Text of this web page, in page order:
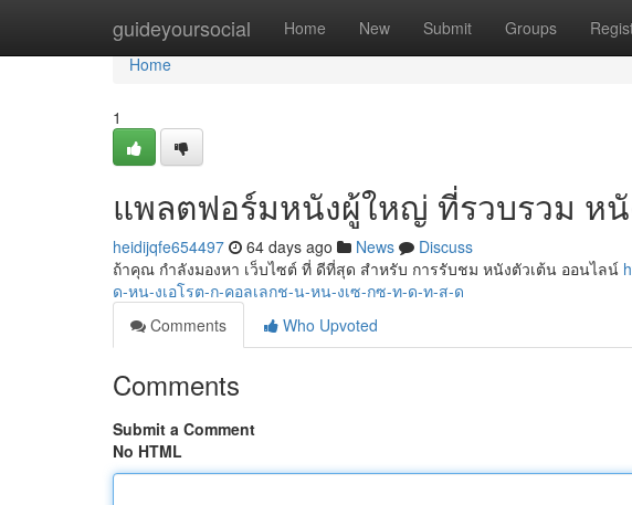
guideyoursocial Home New Submit Groups
Home
Home
1
แพลตฟอร์มหนังผู้ใหญ่ ที่รวบรวม ห
heidijqfe654497 64 days ago News
Discuss
ถ้าคุณ กำลังมองหา เว็บไซต์ ที่ ดีที่สุด สำหรับ การรับชม หนังตัวเต้น ออนไลน์
ด-หน-งเอโรต-ก-คอลเลกช-น-หน-งเซ-กซ-ท-ด-ท-ส-ด
Comments
Who Upvoted
Comments
Submit a Comment
No HTML